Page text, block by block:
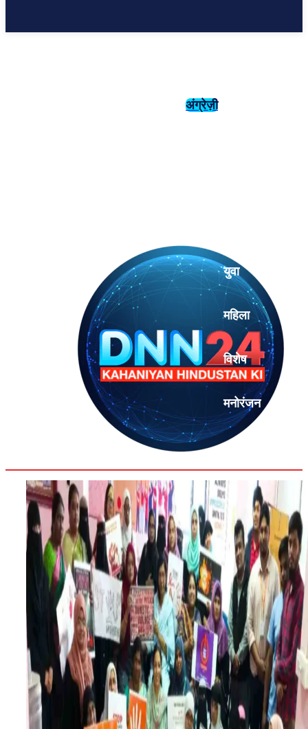
अंग्रेज़ी
युवा
महिला
विशेष
मनोरंजन